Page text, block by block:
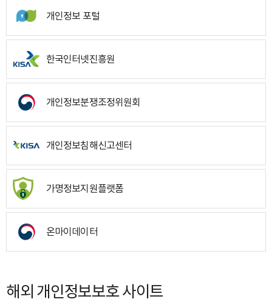
개인정보 포털
한국인터넷진흥원
개인정보분쟁조정위원회
개인정보침해신고센터
가명정보지원플랫폼
온마이데이터
해외 개인정보보호 사이트